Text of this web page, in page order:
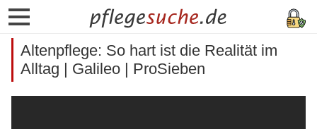
Altenpflege: So hart ist die Realität im
Alltag | Galileo | ProSieben